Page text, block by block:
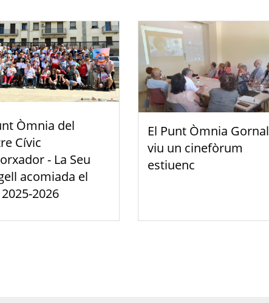
Òmnia del
Cívic
- La Seu
acomiada el
2026
El Punt Òmnia Gornal
viu un cinefòrum
estiuenc